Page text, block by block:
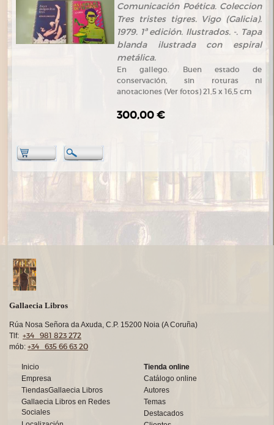
Comunicación Poética. Coleccion
Tres tristes tigres. Vigo (Galicia).
1979. 1ª edición. Ilustrados. -. Tapa
blanda ilustrada con espiral
metálica.
En gallego. Buen estado de
conservación, sin roturas ni
anotaciones (Ver fotos) 21,5 x 16,5 cm
300,00 €
Gallaecia Libros
Rúa Nosa Señora da Axuda, C.P. 15200 Noia (A Coruña)
Tlf: +34 981 823 272
mób: +34 635 66 63 20
Inicio
Empresa
TiendasGallaecia Libros
Gallaecia Libros en Redes
Sociales
Tienda online
Catálogo online
Autores
Temas
Destacados